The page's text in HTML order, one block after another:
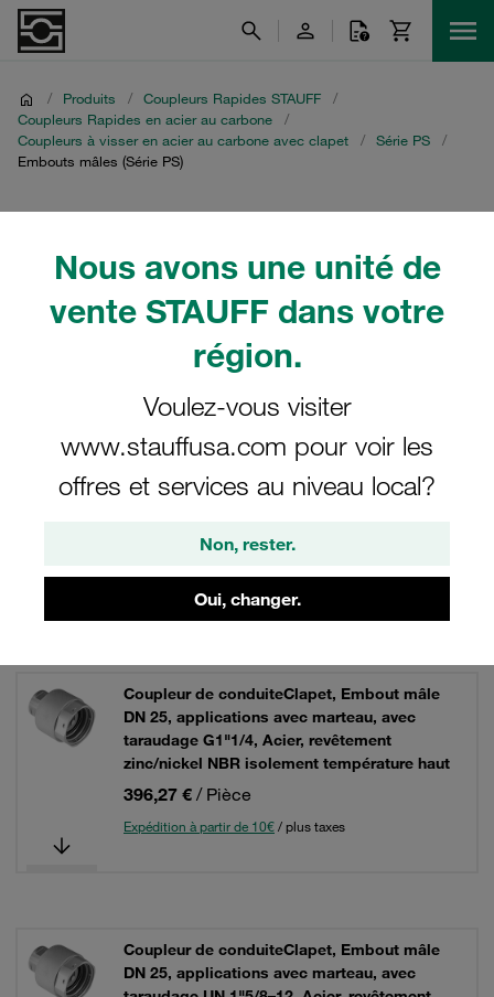
Nous avons une unité de
vente STAUFF dans votre
région.
Voulez-vous visiter
www.stauffusa.com pour voir les
offres et services au niveau local?
Non, rester.
Oui, changer.
/ Produits / Coupleurs Rapides STAUFF
/
Coupleurs Rapides en acier au carbone
/
Coupleurs à visser en acier au carbone avec clapet
/ Série PS
/
Embouts mâles (Série PS)
PS)
Filtre / Tri
Série PS
Grille Liste
Coupleur de conduiteClapet, Embout mâle
DN 25, applications avec marteau, avec
taraudage G1"1/4, Acier, revêtement
zinc/nickel NBR isolement température haut
396,27 € / Pièce
Expédition à partir de 10€/ plus taxes
Coupleur de conduiteClapet, Embout mâle
DN 25, applications avec marteau, avec